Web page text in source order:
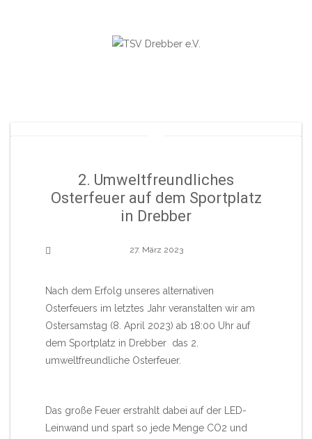
2. Umweltfreundliches
Osterfeuer auf dem Sportplatz
in Drebber
27. März 2023
Nach dem Erfolg unseres alternativen
Osterfeuers im letztes Jahr veranstalten wir am
Ostersamstag (8. April 2023) ab 18:00 Uhr auf
dem Sportplatz in Drebber das 2.
umweltfreundliche Osterfeuer.
Das große Feuer erstrahlt dabei auf der LED-
Leinwand und spart so jede Menge CO2 und